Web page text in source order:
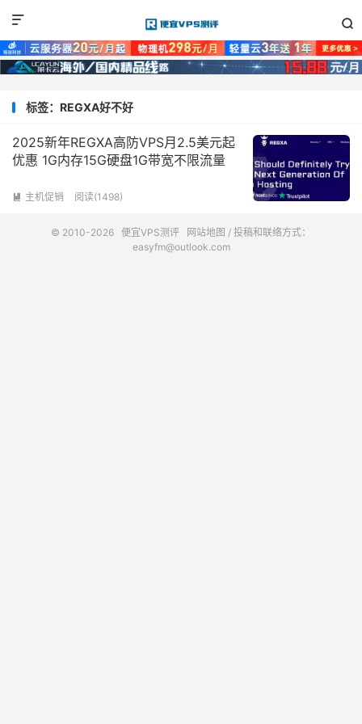


标签：REGXA好不好
2025新年REGXA高防VPS月2.5美元起
优惠 1G内存15G硬盘1G带宽不限流量
 主机促销 阅读(1498)
© 2010-2026 便宜VPS测评 网站地图 / 投稿和联络方式：
easyfm@outlook.com